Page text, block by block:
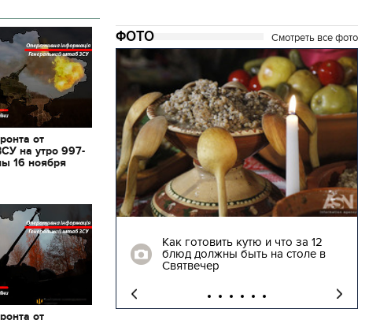
от
на утро 997-
16 ноября
от
ФОТО Смотреть все фото
| 16:22
выглядят
Как готовить кутю и что за 12
блюд должны быть на столе в
Святвечер